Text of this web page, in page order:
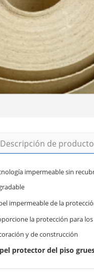
Descripción de producto
impermeable sin
impermeable de la
la protección para
y de construcción
protector del piso